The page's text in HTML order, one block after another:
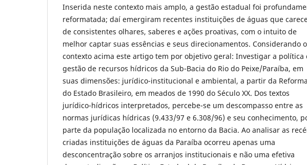
Inserida neste contexto mais amplo, a gestão estadual foi
reformatada; daí emergiram recentes instituições de águas que
de consistentes olhares, saberes e ações proativas, com o intuito de
melhor captar suas essências e seus direcionamentos. Considerando o
contexto acima este artigo tem por objetivo geral: Investigar a política
gestão de recursos hídricos da Sub-Bacia do Rio do Peixe/Paraíba, em
suas dimensões: jurídico-institucional e ambiental, a partir da Reforma
do Estado Brasileiro, em meados de 1990 do Século XX. Dos textos
jurídico-hídricos interpretados, percebe-se um descompasso entre as
normas jurídicas hídricas (9.433/97 e 6.308/96) e seu conhecimento,
parte da população localizada no entorno da Bacia. Ao analisar as
criadas instituições de águas da Paraíba ocorreu apenas uma
desconcentração sobre os arranjos institucionais e não uma efetiva